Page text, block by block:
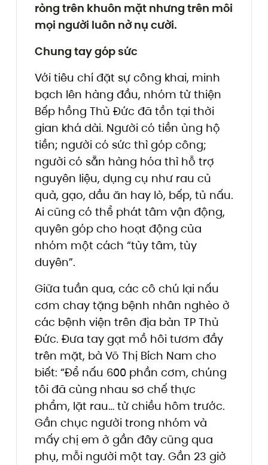
ròng trên khuôn mặt nhưng trên môi
mọi người luôn nở nụ cười.
Chung tay góp sức
Với tiêu chí đặt sự công khai, minh
bạch lên hàng đầu, nhóm từ thiện
Bếp hồng Thủ Đức đã tồn tại thời
gian khá dài. Người có tiền ủng hộ
tiền; người có sức thì góp công;
người có sẵn hàng hóa thì hỗ trợ
nguyên liệu, dụng cụ như rau củ
quả, gạo, dầu ăn hay lò, bếp, tủ nấu.
Ai cũng có thể phát tâm vận động,
quyên góp cho hoạt động của
nhóm một cách “tùy tâm, tùy
duyên”.
Giữa tuần qua, các cô chú lại nấu
cơm chay tặng bệnh nhân nghèo ở
các bệnh viện trên địa bàn TP Thủ
Đức. Đưa tay gạt mồ hôi tươm đầy
trên mặt, bà Võ Thị Bích Nam cho
biết: “Để nấu 600 phần cơm, chúng
tôi đã cùng nhau sơ chế thực
phẩm, lặt rau… từ chiều hôm trước.
Gần chục người trong nhóm và
mấy chị em ở gần đây cũng qua
phụ, mỗi người một tay. Gần 23 giờ